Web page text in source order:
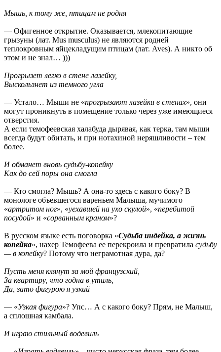
Мышь, к тому же, птицам не родня
— Офигенное открытие. Оказывается, млекопитающие
грызуны (лат. Mus musculus) не являются родней
теплокровным яйцекладущим птицам (лат. Aves). А никто об
этом и не знал… )))
Прогрызет легко в стене лазейку,
Выскользнет из темного угла
— Устало… Мыши не «прогрызают лазейки в стенах», они
могут проникнуть в помещение только через уже имеющиеся
отверстия.
А если темофеевская халабуда дырявая, как терка, там мыши
всегда будут обитать, и при нотахиной неряшливости – тем
более.
И обманет вновь судьбу-копейку
Как до сей поры она смогла
— Кто смогла? Мышь? А она-то здесь с какого боку? В
монологе объевшегося вареньем Малыша, мучимого
«артритом ног», «уехавшей на ухо скулой», «перебитой
посудой» и «сорванным краном»?
В русском языке есть поговорка «Судьба индейка, а жизнь
копейка», нахер Темофеева ее перекроила и превратила судьбу
— в копейку? Потому что неграмотная дура, да?
Пусть меня клянут за мой французский,
За квартиру, что годна в утиль,
Да, зато фигурою я узкий
— «Узкая фигура»? Упс… А с какого боку? Прям, не Малыш,
а сплошная камбала.
И играю стильный водевиль